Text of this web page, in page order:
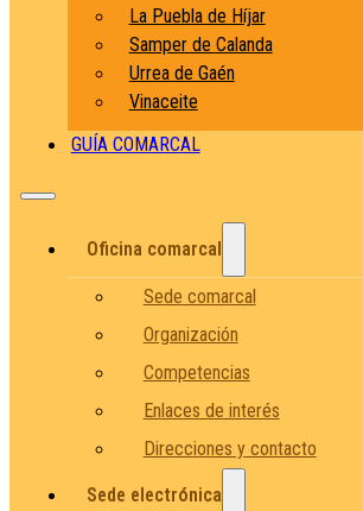
La Puebla de Híjar
Samper de Calanda
Urrea de Gaén
Vinaceite
GUÍA COMARCAL
Oficina comarcal
Sede comarcal
Organización
Competencias
Enlaces de interés
Direcciones y contacto
Sede electrónica